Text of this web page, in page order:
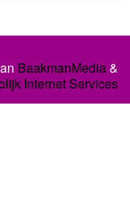
BaakmanMedia&
Internet Services